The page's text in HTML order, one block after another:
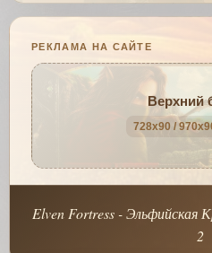
РЕКЛАМА НА САЙТЕ
Верхний
728x90 /
Elven Fortress - Эльфийская
2